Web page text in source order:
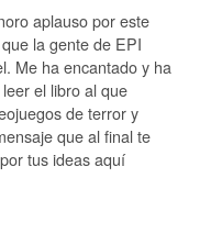
aplauso por este
la gente de EPI
Me ha encantado y ha
el libro al que
de terror y
que al final te
tus ideas aquí